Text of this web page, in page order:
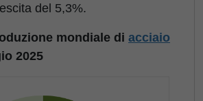
del 5,3%.
mondiale di acciaio
2025